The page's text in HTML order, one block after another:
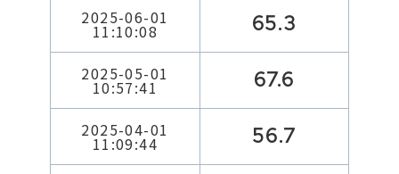
2025-06-01
11:10:08 65.3
2025-05-01
10:57:41 67.6
2025-04-01
11:09:44 56.7